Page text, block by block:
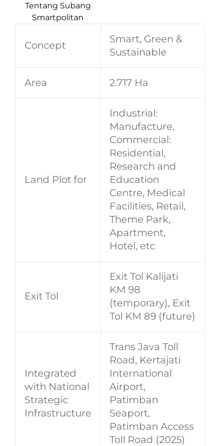
Tentang Subang
Smartpolitan
Concept
Smart, Green &
Sustainable
Area 2.717 Ha
Land Plot for
Industrial:
Manufacture,
Commercial:
Residential,
Research and
Education
Centre, Medical
Facilities, Retail,
Theme Park,
Apartment,
Hotel, etc
Exit Tol
Exit Tol Kalijati
KM 98
(temporary), Exit
Tol KM 89 (future)
Integrated
with National
Strategic
Infrastructure
Trans Java Toll
Road, Kertajati
International
Airport,
Patimban
Seaport,
Patimban Access
Toll Road (2025)